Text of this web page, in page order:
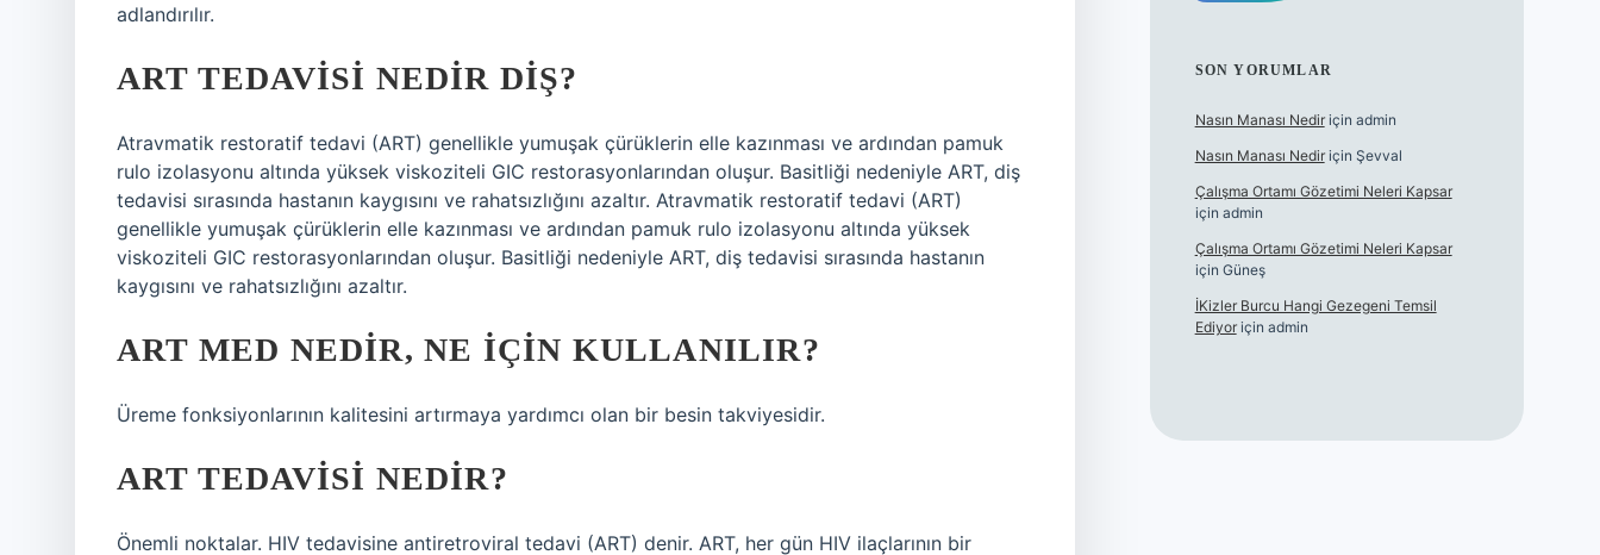
adlandırılır.
ART TEDAVISI NEDIR DIŞ?
Atravmatik restoratif tedavi (ART) genellikle yumuşak çürüklerin elle kazınması ve ardından pamuk
rulo izolasyonu altında yüksek viskoziteli GIC restorasyonlarından oluşur. Basitliği nedeniyle ART, diş
tedavisi sırasında hastanın kaygısını ve rahatsızlığını azaltır. Atravmatik restoratif tedavi (ART)
genellikle yumuşak çürüklerin elle kazınması ve ardından pamuk rulo izolasyonu altında yüksek
viskoziteli GIC restorasyonlarından oluşur. Basitliği nedeniyle ART, diş tedavisi sırasında hastanın
kaygısını ve rahatsızlığını azaltır.
ART MED NEDIR, NE IÇIN KULLANILIR?
Üreme fonksiyonlarının kalitesini artırmaya yardımcı olan bir besin takviyesidir.
ART TEDAVISI NEDIR?
Önemli noktalar. HIV tedavisine antiretroviral tedavi (ART) denir. ART, her gün HIV ilaçlarının bir
SON YORUMLAR
Nasın Manası Nediriçin admin
Nasın Manası Nediriçin Şevval
Çalışma Ortamı Gözetimi Neleri Kapsar
için admin
Çalışma Ortamı Gözetimi Neleri Kapsar
için Güneş
İKizler Burcu Hangi Gezegeni Temsil
Ediyoriçin admin